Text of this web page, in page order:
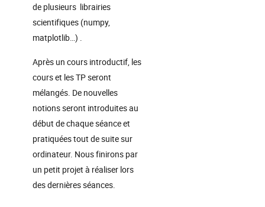
de plusieurs librairies
scientifiques (numpy,
matplotlib…) .
Après un cours introductif, les
cours et les TP seront
mélangés. De nouvelles
notions seront introduites au
début de chaque séance et
pratiquées tout de suite sur
ordinateur. Nous finirons par
un petit projet à réaliser lors
des dernières séances.